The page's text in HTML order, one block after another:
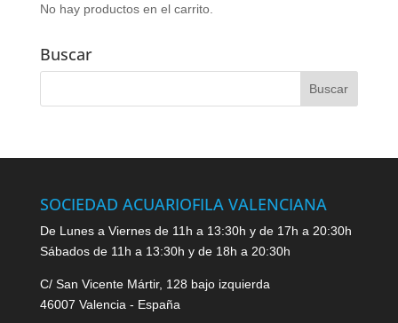
No hay productos en el carrito.
Buscar
SOCIEDAD ACUARIOFILA VALENCIANA
De Lunes a Viernes de 11h a 13:30h y de 17h a 20:30h
Sábados de 11h a 13:30h y de 18h a 20:30h
C/ San Vicente Mártir, 128 bajo izquierda
46007 Valencia - España